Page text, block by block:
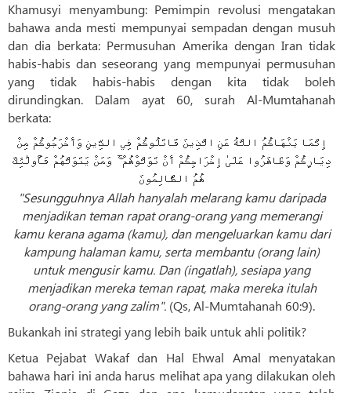
Khamusyi menyambung: Pemimpin revolusi mengatakan
bahawa anda mesti mempunyai sempadan dengan musuh
dan dia berkata: Permusuhan Amerika dengan Iran tidak
habis-habis dan seseorang yang mempunyai permusuhan
yang tidak habis-habis dengan kita tidak boleh
dirundingkan. Dalam ayat 60, surah Al-Mumtahanah
berkata:
إِنَّمَا يَنْهَاكُمُ اللَّهُ عَنِ الَّذِينَ قَاتَلُوكُمْ فِي الدِّينِ وَأَخْرَجُوكُمْ مِنْ
دِيَارِكُمْ وَظَاهَرُوا عَلَىٰ إِخْرَاجِكُمْ أَنْ تَوَلَّوْهُمْ ۚ وَمَنْ يَتَوَلَّهُمْ فَأُولَٰئِكَ
هُمُ الظَّالِمُونَ
"Sesungguhnya Allah hanyalah melarang kamu daripada
menjadikan teman rapat orang-orang yang memerangi
kamu kerana agama (kamu), dan mengeluarkan kamu dari
kampung halaman kamu, serta membantu (orang lain)
untuk mengusir kamu. Dan (ingatlah), sesiapa yang
menjadikan mereka teman rapat, maka mereka itulah
orang-orang yang zalim". (Qs, Al-Mumtahanah 60:9).
Bukankah ini strategi yang lebih baik untuk ahli politik?
Ketua Pejabat Wakaf dan Hal Ehwal Amal menyatakan
bahawa hari ini anda harus melihat apa yang dilakukan oleh